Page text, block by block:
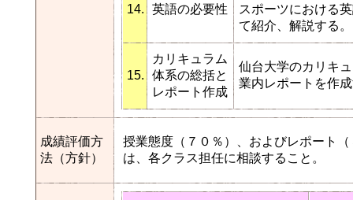
14. 英語の必要性
スポーツにおける
て紹介、解説する。
15.
カリキュラム
体系の総括と
レポート作成
仙台大学のカリキ
業内レポートを作
成績評価方
法（方針）
授業態度（７０％）、およびレポート
は、各クラス担任に相談すること。